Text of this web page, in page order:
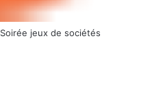
Soirée jeux de sociétés